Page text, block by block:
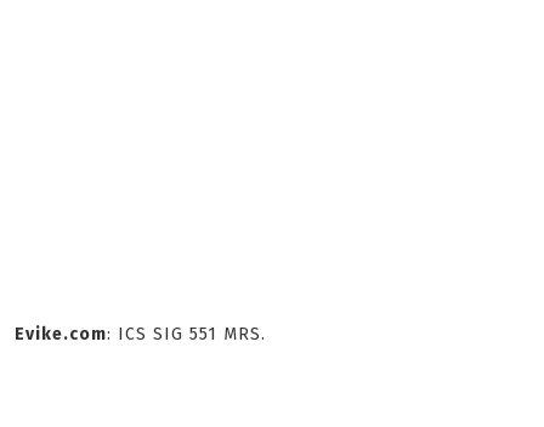
Evike.com: ICS SIG 551 MRS.